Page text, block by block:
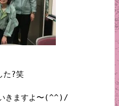
た?笑
きますよ〜(^^)/